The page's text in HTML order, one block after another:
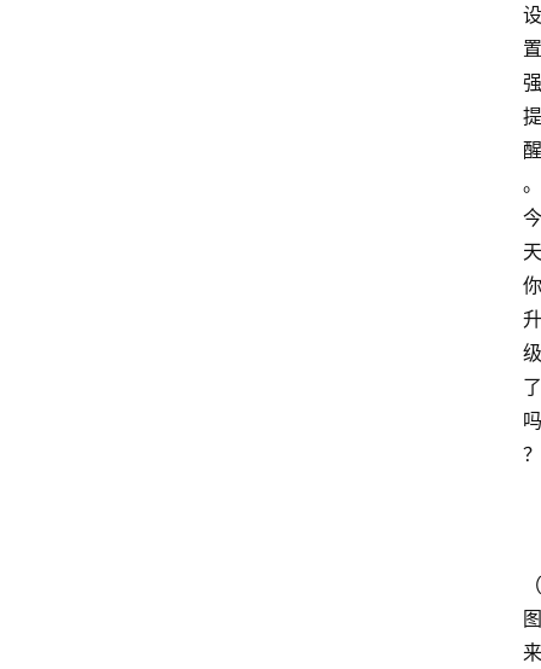
设
置
强
提
醒
。
今
天
你
升
级
了
吗
？
（
图
来